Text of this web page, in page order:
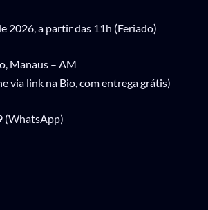
2026, a partir das 11h (Feriado)
Manaus – AM
via link na Bio, com entrega grátis)
(WhatsApp)